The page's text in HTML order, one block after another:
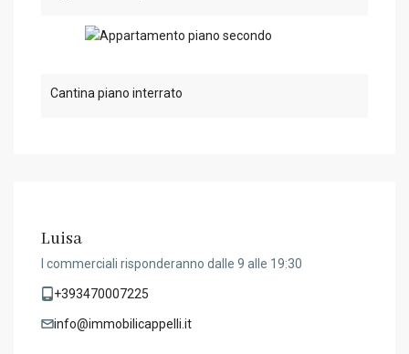
Cantina piano interrato
Luisa
I commerciali risponderanno dalle 9 alle 19:30
+393470007225
info@immobilicappelli.it